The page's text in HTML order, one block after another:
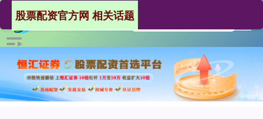
股票配资官方网 相关话题